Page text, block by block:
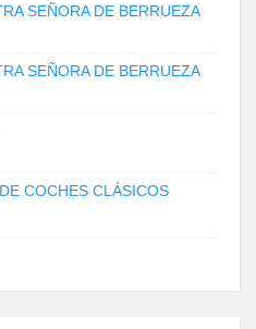
SEÑORA DE BERRUEZA
SEÑORA DE BERRUEZA
COCHES CLÁSICOS